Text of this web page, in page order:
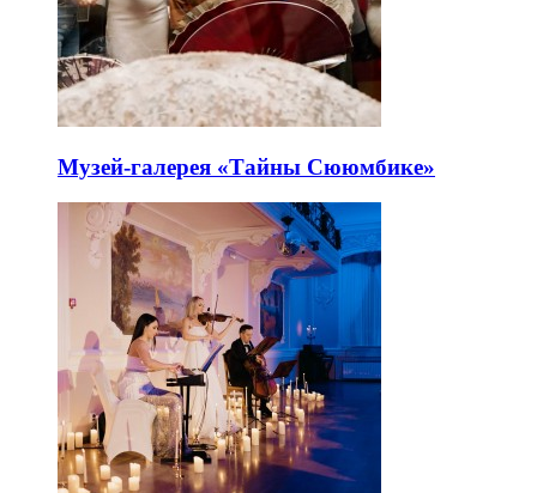
Музей-галерея «Тайны Сююмбике»